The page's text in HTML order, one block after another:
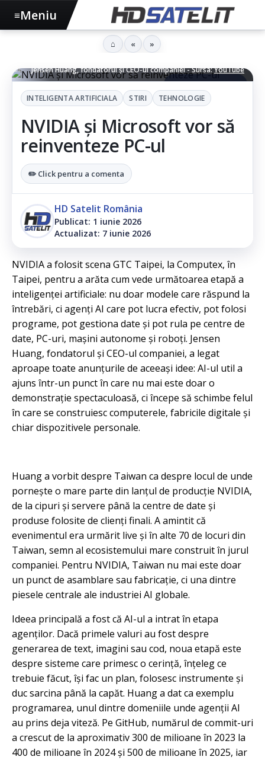
Jensen Huang, fondatorul și CEO-ul companiei - Sursa:YouTube
▶ Ascultă articolul
INTELIGENTA ARTIFICIALA STIRI TEHNOLOGIE
NVIDIA și Microsoft vor să
reinventeze PC-ul
✏️ Click pentru a comenta
HD Satelit România
Publicat: 1 iunie 2026
Actualizat: 7 iunie 2026
NVIDIA a folosit scena GTC Taipei, la Computex, în
Taipei, pentru a arăta cum vede următoarea etapă a
inteligenței artificiale: nu doar modele care răspund la
întrebări, ci agenți AI care pot lucra efectiv, pot folosi
programe, pot gestiona date și pot rula pe centre de
date, PC-uri, mașini autonome și roboți. Jensen
Huang, fondatorul și CEO-ul companiei, a legat
aproape toate anunțurile de aceeași idee: AI-ul util a
ajuns într-un punct în care nu mai este doar o
demonstrație spectaculoasă, ci începe să schimbe felul
în care se construiesc computerele, fabricile digitale și
chiar dispozitivele personale.
Huang a vorbit despre Taiwan ca despre locul de unde
pornește o mare parte din lanțul de producție NVIDIA,
de la cipuri și servere până la centre de date și
produse folosite de clienți finali. A amintit că
evenimentul era urmărit live și în alte 70 de locuri din
Taiwan, semn al ecosistemului mare construit în jurul
companiei. Pentru NVIDIA, Taiwan nu mai este doar
un punct de asamblare sau fabricație, ci una dintre
piesele centrale ale industriei AI globale.
Ideea principală a fost că AI-ul a intrat în etapa
agenților. Dacă primele valuri au fost despre
generarea de text, imagini sau cod, noua etapă este
despre sisteme care primesc o cerință, înțeleg ce
trebuie făcut, își fac un plan, folosesc instrumente și
duc sarcina până la capăt. Huang a dat ca exemplu
programarea, unul dintre domeniile unde agenții AI
au prins deja viteză. Pe GitHub, numărul de commit-uri
a crescut de la aproximativ 300 de milioane în 2023 la
400 de milioane în 2024 și 500 de milioane în 2025, iar
≡Meniu
⌂ « »